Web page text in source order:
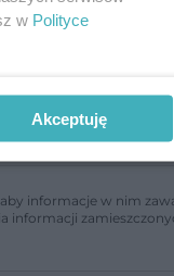
informacje w nim
informacji
w Polityce
Akceptuję